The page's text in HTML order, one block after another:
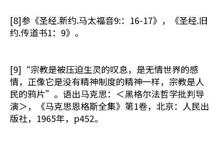
[8]参《圣经.新约.马太福音9:：16-17》，《圣经.旧
约.传道书1：9》。
[9]“宗教是被压迫生灵的叹息，是无情世界的感
情，正像它是没有精神制度的精神一样，宗教是人
民的鸦片”。语出马克思：＜黑格尔法哲学批判导
演＞，《马克思恩格斯全集》第1卷，北京：人民出
版社，1965年，p452。